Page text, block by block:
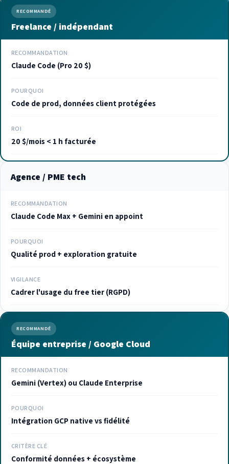
RECOMMANDÉ
Freelance / indépendant
RECOMMANDATION
Claude Code (Pro 20 $)
POURQUOI
Code de prod, données client protégées
ROI
20 $/mois < 1 h facturée
Agence / PME tech
RECOMMANDATION
Claude Code Max + Gemini en appoint
POURQUOI
Qualité prod + exploration gratuite
VIGILANCE
Cadrer l'usage du free tier (RGPD)
RECOMMANDÉ
Équipe entreprise / Google Cloud
RECOMMANDATION
Gemini (Vertex) ou Claude Enterprise
POURQUOI
Intégration GCP native vs fidélité
CRITÈRE CLÉ
Conformité données + écosystème